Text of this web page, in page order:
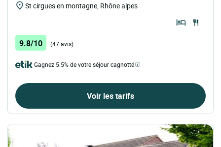
St cirgues en montagne, Rhône alpes
9.8/10 (47 avis)
Gagnez 5.5% de votre séjour cagnotté
Voir les tarifs